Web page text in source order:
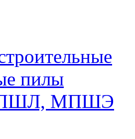
пилы
МПШЭ